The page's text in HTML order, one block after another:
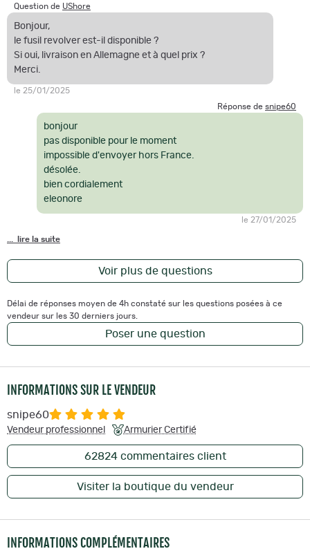
Question de UShore
Bonjour,
le fusil revolver est-il disponible ?
Si oui, livraison en Allemagne et à quel prix ?
Merci.
le 25/01/2025
Réponse de snipe60
bonjour
pas disponible pour le moment
impossible d'envoyer hors France.
désolée.
bien cordialement
eleonore
le 27/01/2025
... lire la suite
Voir plus de questions
Délai de réponses moyen de 4h constaté sur les questions posées à ce
vendeur sur les 30 derniers jours.
Poser une question
INFORMATIONS SUR LE VENDEUR
snipe60
Vendeur professionnel Armurier Certifié
62824commentaires client
Visiter la boutique du vendeur
INFORMATIONS COMPLÉMENTAIRES